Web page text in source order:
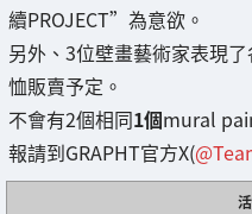
續PROJECT”為意欲。
另外、3位壁畫藝術家表現
恤販賣予定。
不會有2個相同1個mural
報請到GRAPHT官方X(